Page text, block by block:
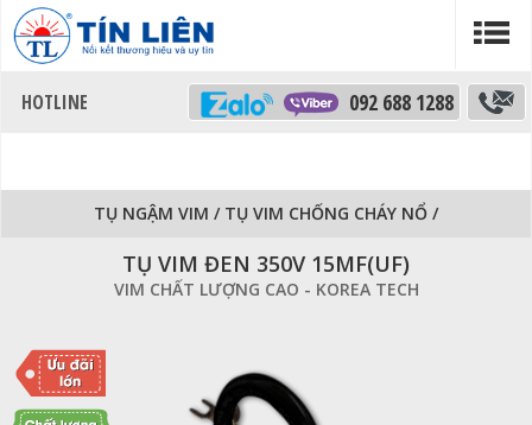
092 688 1288
TỤ NGẬM VIM / TỤ VIM CHỐNG CHÁY NỔ /
TỤ VIM ĐEN 350V 15MF(UF)
VIM CHẤT LƯỢNG CAO - KOREA TECH